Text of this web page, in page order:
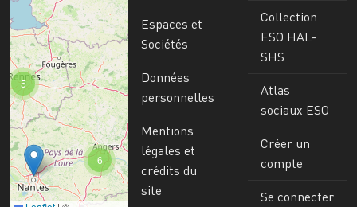
6
5
Espaces et
Sociétés
Données
personnelles
Mentions
légales et
crédits du
site
Collection
ESO HAL-
SHS
Atlas
sociaux ESO
Créer un
compte
Se connecter